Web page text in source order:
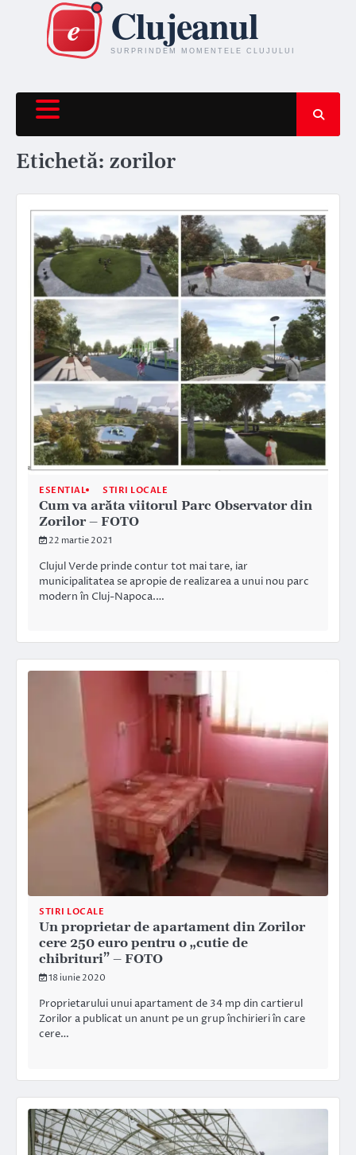
content
Etichetă: zorilor
ESENTIAL STIRI LOCALE
Cum va arăta viitorul Parc Observator din
Zorilor – FOTO
22 martie 2021
Clujul Verde prinde contur tot mai tare, iar
municipalitatea se apropie de realizarea a unui nou parc
modern în Cluj-Napoca.…
STIRI LOCALE
Un proprietar de apartament din Zorilor
cere 250 euro pentru o „cutie de
chibrituri” – FOTO
18 iunie 2020
Proprietarului unui apartament de 34 mp din cartierul
Zorilor a publicat un anunt pe un grup închirieri în care
cere…